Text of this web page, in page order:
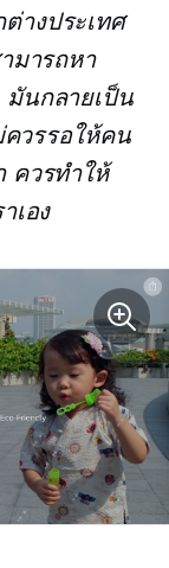
างประเทศ
มารถหา
นกลายเป็น
ควรรอให้คน
ควรทำให้
เอง